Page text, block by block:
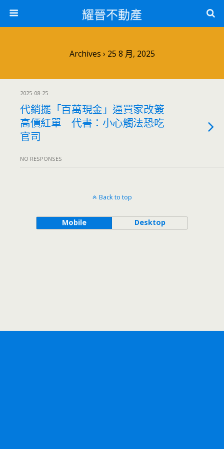
耀晉不動產
Archives › 25 8 月, 2025
2025-08-25
代銷擺「百萬現金」逼買家改簽
高價紅單 代書：小心觸法恐吃
官司
NO RESPONSES
Back to top
Mobile Desktop